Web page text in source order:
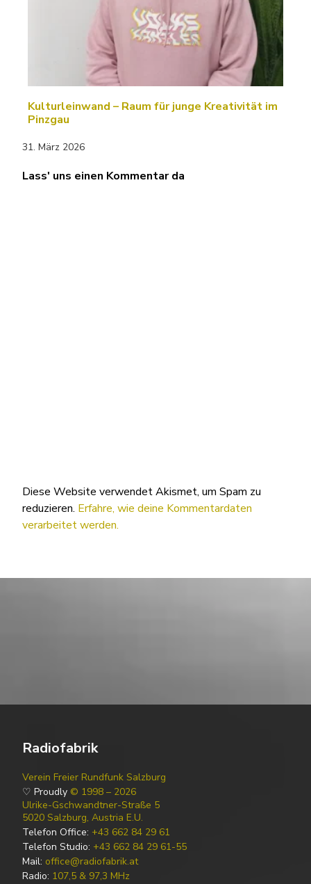
Kulturleinwand – Raum für junge Kreativität im
Pinzgau
31. März 2026
Lass' uns einen Kommentar da
Diese Website verwendet Akismet, um Spam zu
reduzieren. Erfahre, wie deine Kommentardaten
verarbeitet werden.
Radiofabrik
Verein Freier Rundfunk Salzburg
♡ Proudly © 1998 – 2026
Ulrike-Gschwandtner-Straße 5
5020 Salzburg, Austria E.U.
Telefon Office: +43 662 84 29 61
Telefon Studio: +43 662 84 29 61-55
Mail: office@radiofabrik.at
Radio: 107,5 & 97,3 MHz